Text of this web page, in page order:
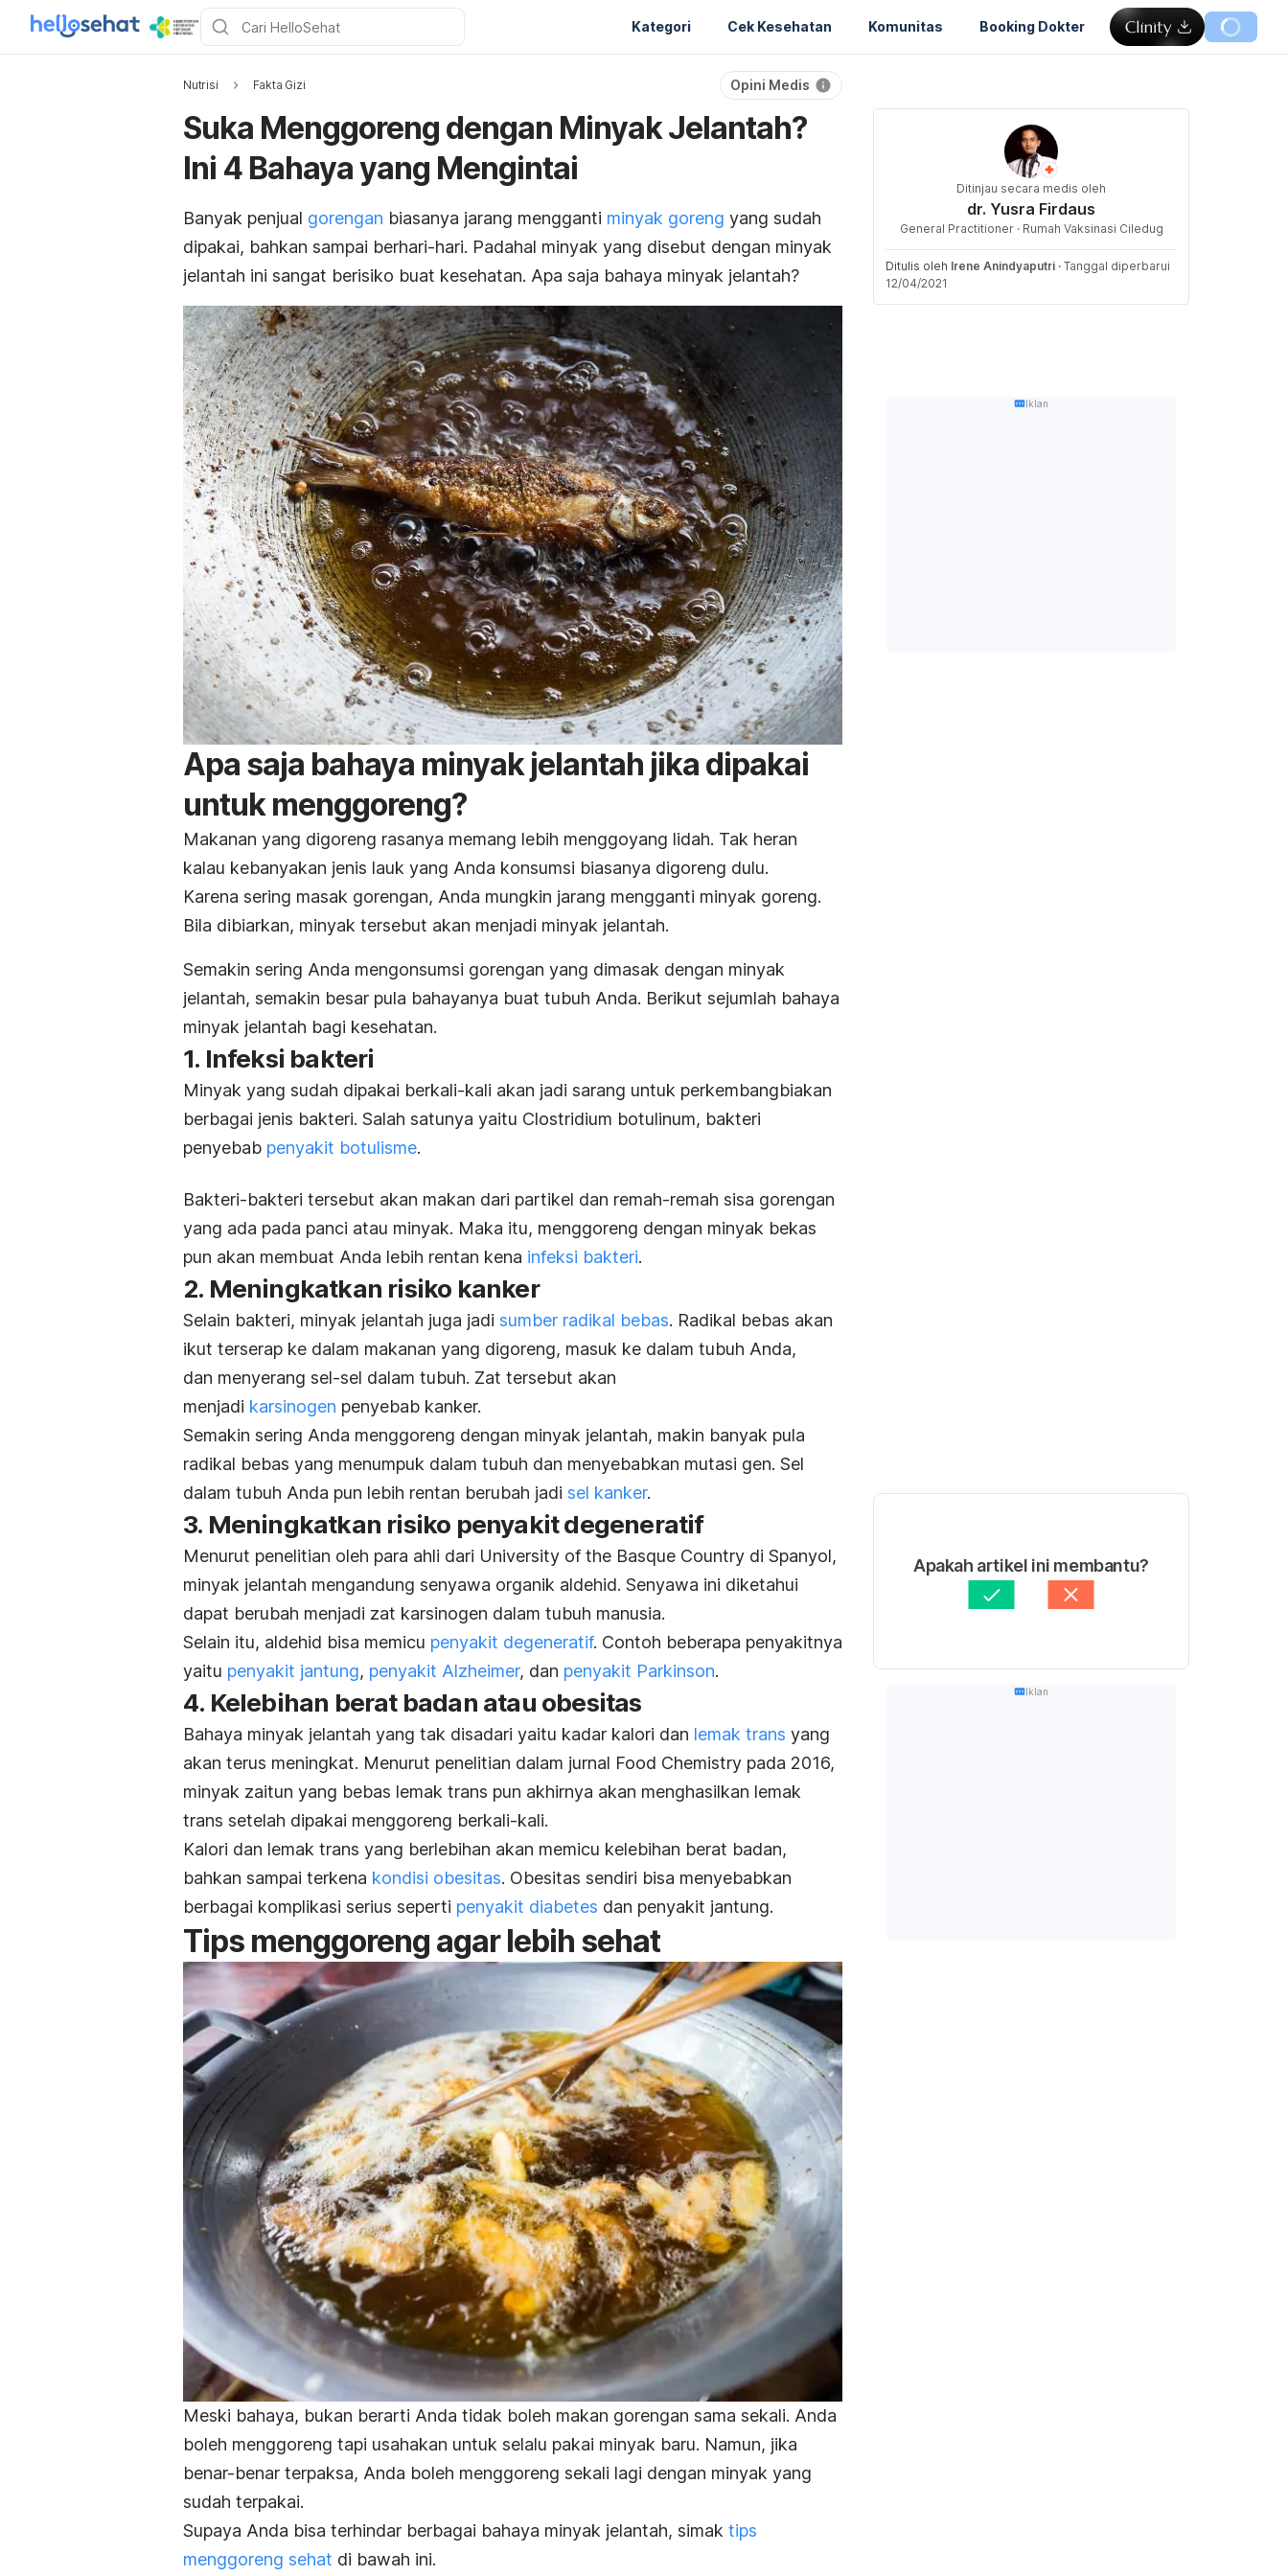
Kategori Cek Kesehatan Komunitas Booking Dokter
Nutrisi Fakta Gizi Opini Medis
Suka Menggoreng dengan Minyak Jelantah?
Ini 4 Bahaya yang Mengintai
Banyak penjual gorengan biasanya jarang mengganti minyak goreng yang sudah
dipakai, bahkan sampai berhari-hari. Padahal minyak yang disebut dengan minyak
jelantah ini sangat berisiko buat kesehatan. Apa saja bahaya minyak jelantah?
Apa saja bahaya minyak jelantah jika dipakai
untuk menggoreng?
Makanan yang digoreng rasanya memang lebih menggoyang lidah. Tak heran
kalau kebanyakan jenis lauk yang Anda konsumsi biasanya digoreng dulu.
Karena sering masak gorengan, Anda mungkin jarang mengganti minyak goreng.
Bila dibiarkan, minyak tersebut akan menjadi minyak jelantah.
Semakin sering Anda mengonsumsi gorengan yang dimasak dengan minyak
jelantah, semakin besar pula bahayanya buat tubuh Anda. Berikut sejumlah bahaya
minyak jelantah bagi kesehatan.
1. Infeksi bakteri
Minyak yang sudah dipakai berkali-kali akan jadi sarang untuk perkembangbiakan
berbagai jenis bakteri. Salah satunya yaitu Clostridium botulinum, bakteri
penyebab penyakit botulisme.
Bakteri-bakteri tersebut akan makan dari partikel dan remah-remah sisa gorengan
yang ada pada panci atau minyak. Maka itu, menggoreng dengan minyak bekas
pun akan membuat Anda lebih rentan kena infeksi bakteri.
2. Meningkatkan risiko kanker
Selain bakteri, minyak jelantah juga jadi sumber radikal bebas. Radikal bebas akan
ikut terserap ke dalam makanan yang digoreng, masuk ke dalam tubuh Anda,
dan menyerang sel-sel dalam tubuh. Zat tersebut akan
menjadi karsinogen penyebab kanker.
Semakin sering Anda menggoreng dengan minyak jelantah, makin banyak pula
radikal bebas yang menumpuk dalam tubuh dan menyebabkan mutasi gen. Sel
dalam tubuh Anda pun lebih rentan berubah jadi sel kanker.
3. Meningkatkan risiko penyakit degeneratif
Menurut penelitian oleh para ahli dari University of the Basque Country di Spanyol,
minyak jelantah mengandung senyawa organik aldehid. Senyawa ini diketahui
dapat berubah menjadi zat karsinogen dalam tubuh manusia.
Selain itu, aldehid bisa memicu penyakit degeneratif. Contoh beberapa penyakitnya
yaitu penyakit jantung, penyakit Alzheimer, dan penyakit Parkinson.
4. Kelebihan berat badan atau obesitas
Bahaya minyak jelantah yang tak disadari yaitu kadar kalori dan lemak trans yang
akan terus meningkat. Menurut penelitian dalam jurnal Food Chemistry pada 2016,
minyak zaitun yang bebas lemak trans pun akhirnya akan menghasilkan lemak
trans setelah dipakai menggoreng berkali-kali.
Kalori dan lemak trans yang berlebihan akan memicu kelebihan berat badan,
bahkan sampai terkena kondisi obesitas. Obesitas sendiri bisa menyebabkan
berbagai komplikasi serius seperti penyakit diabetes dan penyakit jantung.
Tips menggoreng agar lebih sehat
Meski bahaya, bukan berarti Anda tidak boleh makan gorengan sama sekali. Anda
boleh menggoreng tapi usahakan untuk selalu pakai minyak baru. Namun, jika
benar-benar terpaksa, Anda boleh menggoreng sekali lagi dengan minyak yang
sudah terpakai.
Supaya Anda bisa terhindar berbagai bahaya minyak jelantah, simak tips
menggoreng sehat di bawah ini.
Ditinjau secara medis oleh
dr. Yusra Firdaus
General Practitioner · Rumah Vaksinasi Ciledug
Ditulis oleh Irene Anindyaputri · Tanggal diperbarui
12/04/2021
Iklan
Apakah artikel ini membantu?
Iklan